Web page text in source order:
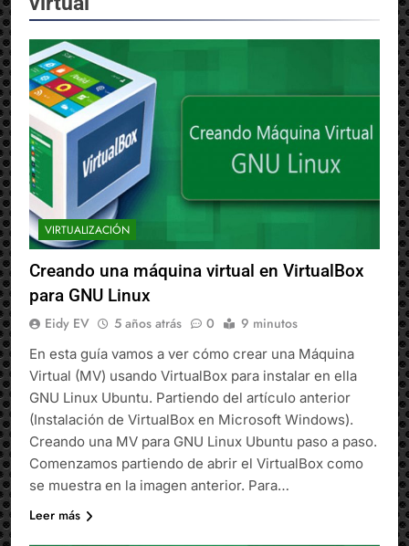
VIRTUALIZACIÓN
Creando una máquina virtual en VirtualBox
para GNU Linux
Eidy EV 5 años atrás 0 9 minutos
En esta guía vamos a ver cómo crear una Máquina
Virtual (MV) usando VirtualBox para instalar en ella
GNU Linux Ubuntu. Partiendo del artículo anterior
(Instalación de VirtualBox en Microsoft Windows).
Creando una MV para GNU Linux Ubuntu paso a paso.
Comenzamos partiendo de abrir el VirtualBox como
se muestra en la imagen anterior. Para…
Leer más